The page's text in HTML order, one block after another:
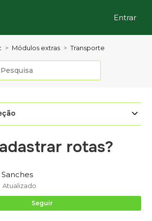
Entrar
Módulos extras Transporte
rotas?
Atualizado
Seguir